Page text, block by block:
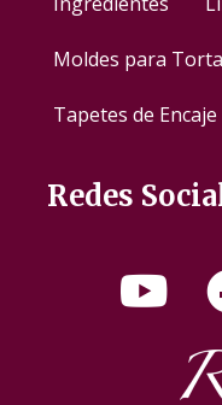
Moldes para Torta
Tapetes de Encaje
Redes